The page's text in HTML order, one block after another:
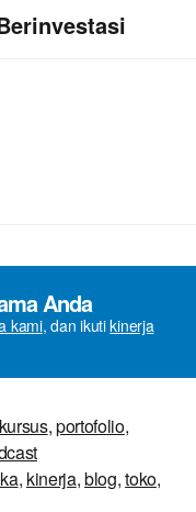
Anda
kami, dan ikutikinerja
kursus,portofolio,
, kinerja,blog,toko,